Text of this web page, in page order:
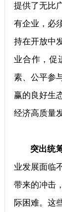
提供了无比
有企业，必
持在开放中
业合作，促
素、公平参
赢的良好生
经济高质量
突出统
业发展面临
带来的冲击
际困难。这